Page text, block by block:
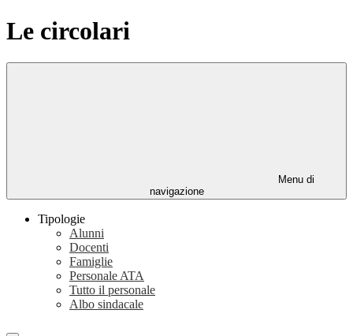
Le circolari
Menu di
navigazione
Tipologie
Alunni
Docenti
Famiglie
Personale ATA
Tutto il personale
Albo sindacale